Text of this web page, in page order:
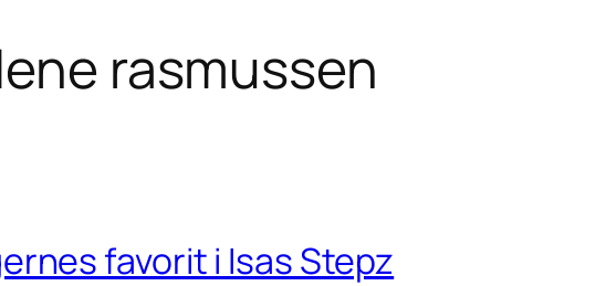
rasmussen
favorit i Isas Stepz